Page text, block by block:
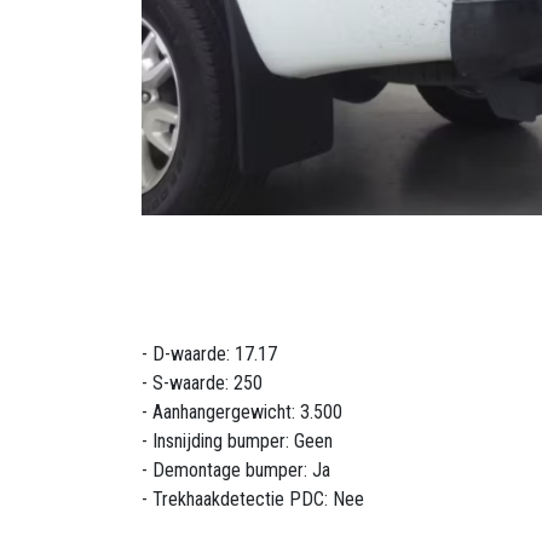
- D-waarde: 17.17
- S-waarde: 250
- Aanhangergewicht: 3.500
- Insnijding bumper: Geen
- Demontage bumper: Ja
- Trekhaakdetectie PDC: Nee